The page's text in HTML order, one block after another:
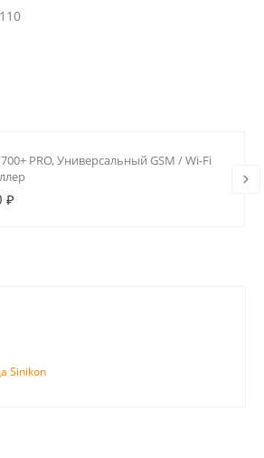
PRO, Универсальный GSM / Wi-Fi
₽
Sinikon